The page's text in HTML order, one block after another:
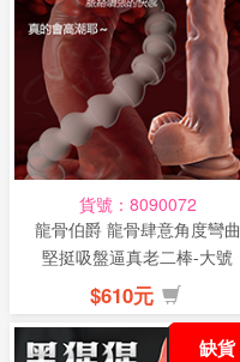
貨號：8090072
龍骨伯爵 龍骨肆意角度彎曲
堅挺吸盤逼真老二棒-大號
$610元
缺貨